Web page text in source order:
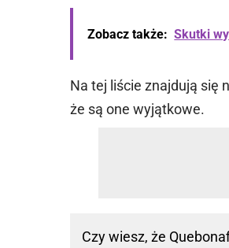
Zobacz także: Skutki
Na tej liście znajdują się
że są one wyjątkowe.
Czy wiesz, że